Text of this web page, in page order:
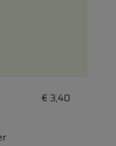
€ 3,40